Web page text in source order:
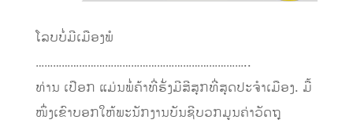
ໂລບບໍ່ມີເມືອງພໍ
………………………………………………………………..
ທ່ານ ເປືອກ ແມ່ນພໍ່ຄ້າທີ່ຮັ່ງມີສີສຸກທີ່ສຸດປະຈຳເມືອງ. ມື້
ໜຶ່ງເຂົາບອກໃຫ້ພະນັກງານບັນຊີບວກມູນຄ່າວັດຖຸ